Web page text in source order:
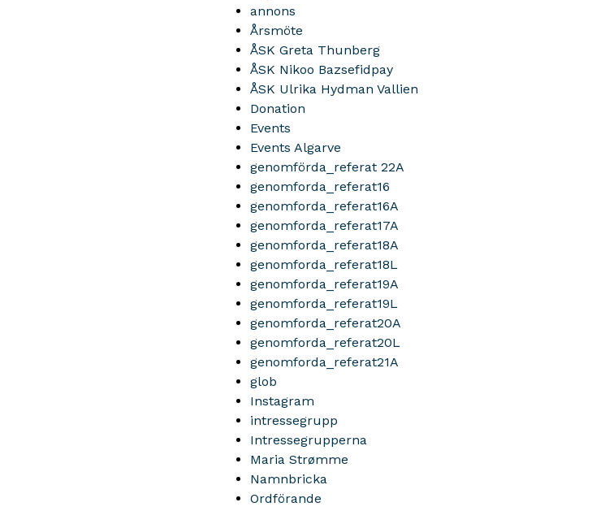
annons
Årsmöte
ÅSK Greta Thunberg
ÅSK Nikoo Bazsefidpay
ÅSK Ulrika Hydman Vallien
Donation
Events
Events Algarve
genomförda_referat 22A
genomforda_referat16
genomforda_referat16A
genomforda_referat17A
genomforda_referat18A
genomforda_referat18L
genomforda_referat19A
genomforda_referat19L
genomforda_referat20A
genomforda_referat20L
genomforda_referat21A
glob
Instagram
intressegrupp
Intressegrupperna
Maria Strømme
Namnbricka
Ordförande